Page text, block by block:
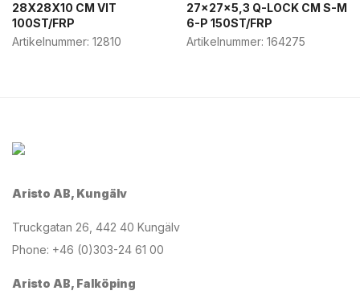
28X28X10 CM VIT
100ST/FRP
Artikelnummer: 12810
27x27x5,3 Q-LOCK CM S-M
6-P 150ST/FRP
Artikelnummer: 164275
Aristo AB, Kungälv
Truckgatan 26, 442 40 Kungälv
Phone: +46 (0)303-24 61 00
Aristo AB, Falköping